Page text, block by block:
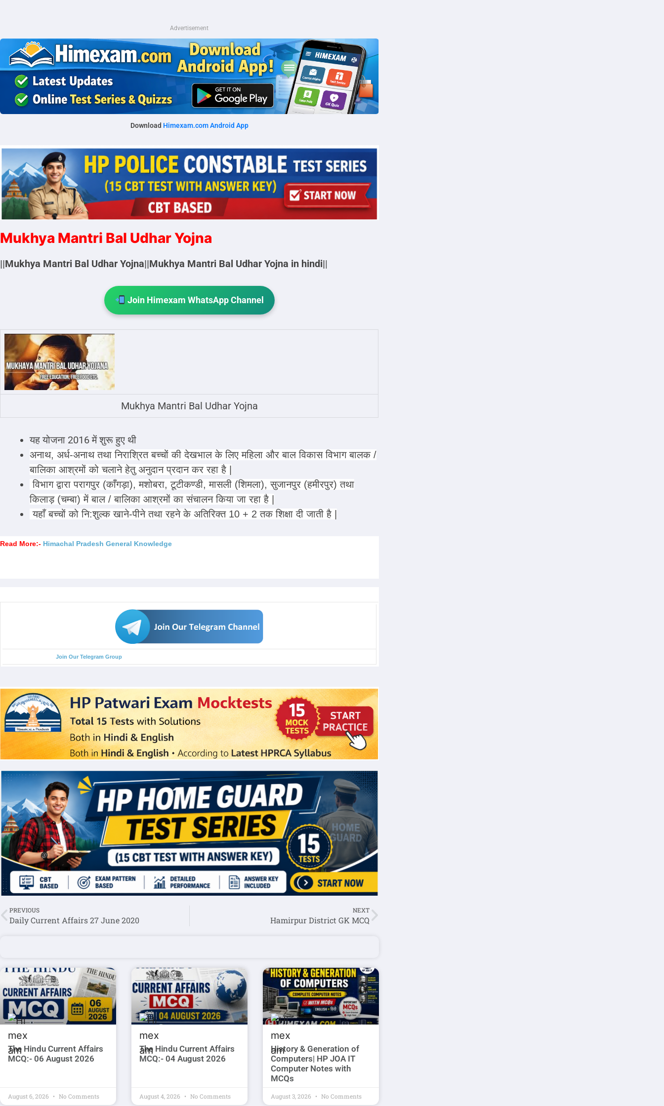
Advertisement
Download Himexam.com Android App
Mukhya Mantri Bal Udhar Yojna
||Mukhya Mantri Bal Udhar Yojna||Mukhya Mantri Bal Udhar Yojna in hindi||
Join Himexam WhatsApp Channel
Mukhya Mantri Bal Udhar Yojna
यह योजना 2016 में शुरू हुए थी
अनाथ, अर्ध-अनाथ तथा निराश्रित बच्चों की देखभाल के लिए महिला और बाल विकास विभाग बालक /
बालिका आश्रमों को चलाने हेतु अनुदान प्रदान कर रहा है |
विभाग द्वारा परागपुर (काँगड़ा), मशोबरा, टूटीकण्डी, मासली (शिमला), सुजानपुर (हमीरपुर) तथा
किलाड़ (चम्बा) में बाल / बालिका आश्रमों का संचालन किया जा रहा है |
यहाँ बच्चों को नि:शुल्क खाने-पीने तथा रहने के अतिरिक्त 10 + 2 तक शिक्षा दी जाती है |
Read More:- Himachal Pradesh General Knowledge
Join Our Telegram Group
PREVIOUS
Daily Current Affairs 27 June 2020
NEXT
Hamirpur District GK MCQ
The Hindu Current Affairs
MCQ:- 06 August 2026
August 6, 2026 No Comments
The Hindu Current Affairs
MCQ:- 04 August 2026
August 4, 2026 No Comments
History & Generation of
Computers| HP JOA IT
Computer Notes with
MCQs
August 3, 2026 No Comments